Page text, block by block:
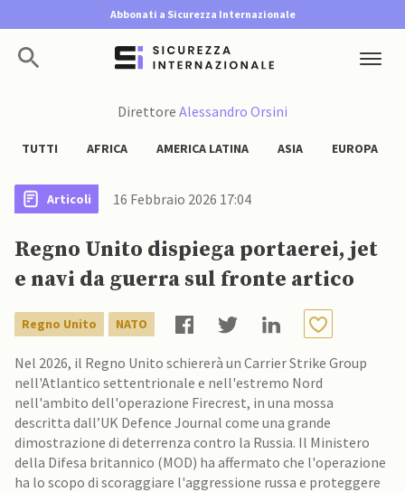
Abbonati a Sicurezza Internazionale
Direttore Alessandro Orsini
TUTTI AFRICA AMERICA LATINA ASIA EUROPA
Articoli 16 Febbraio 2026 17:04
Regno Unito dispiega portaerei, jet
e navi da guerra sul fronte artico
Regno Unito NATO
Nel 2026, il Regno Unito schiererà un Carrier Strike Group
nell'Atlantico settentrionale e nell'estremo Nord
nell'ambito dell'operazione Firecrest, in una mossa
descritta dall’UK Defence Journal come una grande
dimostrazione di deterrenza contro la Russia. Il Ministero
della Difesa britannico (MOD) ha affermato che l'operazione
ha lo scopo di scoraggiare l'aggressione russa e proteggere